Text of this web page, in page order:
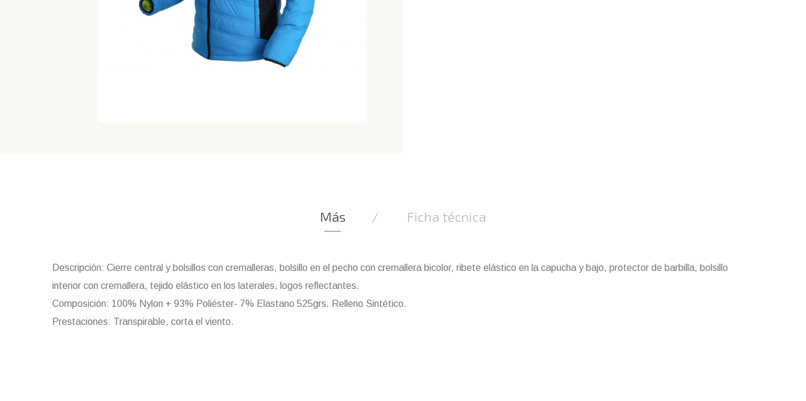
Más Ficha técnica
Descripción: Cierre central y bolsillos con cremalleras, bolsillo en el pecho con cremallera bicolor, ribete elástico en la capucha y bajo, protector de barbilla, bolsillo
interior con cremallera, tejido elástico en los laterales, logos reflectantes.
Composición: 100% Nylon + 93% Poliéster- 7% Elastano 525grs. Relleno Sintético.
Prestaciones: Transpirable, corta el viento.